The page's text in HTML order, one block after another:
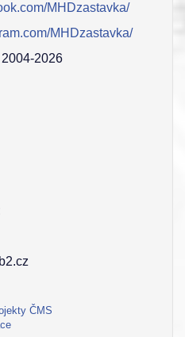
MHDzastavka/
MHDzastavka/
2026
ČMS